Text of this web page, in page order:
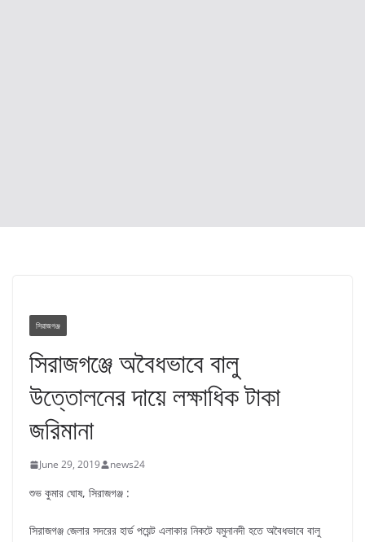
সিরাজগঞ্জ
সিরাজগঞ্জে অবৈধভাবে বালু
উত্তোলনের দায়ে লক্ষাধিক টাকা
জরিমানা
June 29, 2019 news24
শুভ কুমার ঘোষ, সিরাজগঞ্জ :
সিরাজগঞ্জ জেলার সদরের হার্ড পয়েন্ট এলাকার নিকটে যমুনানদী হতে অবৈধভাবে বালু